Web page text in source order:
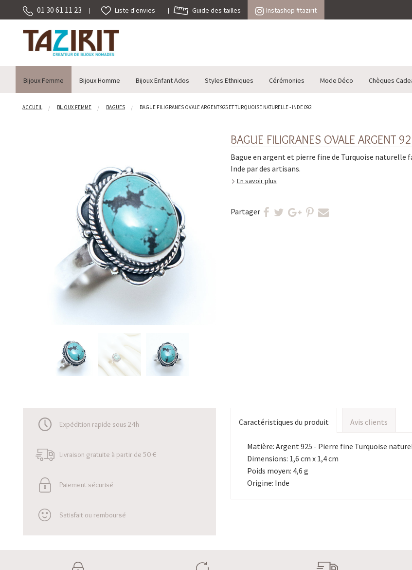
01 30 61 11 23 Liste d'envies Guide des tailles Instashop #tazirit
Bijoux Femme Bijoux Homme Bijoux Enfant Ados Styles Ethniques Cérémonies Mode Déco Chèques
ACCUEIL BIJOUX FEMME BAGUES BAGUE FILIGRANES OVALE ARGENT 925 ET TURQUOISE NATURELLE - INDE 092
BAGUE FILIGRANES OVALE ARGENT
Bague en argent et pierre fine de Turquoise naturelle
Inde par des artisans.
En savoir plus
Partager
Expédition rapide sous 24h
Livraison gratuite à partir de 50 €
Paiement sécurisé
Satisfait ou remboursé
Caractéristiques du produit Avis clients
Matière: Argent 925 - Pierre fine Turquoise
Dimensions: 1,6 cm x 1,4 cm
Poids moyen: 4,6 g
Origine: Inde